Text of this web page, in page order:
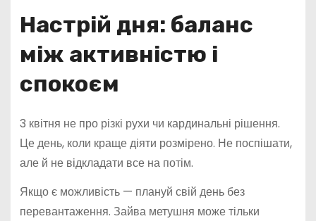
Настрій дня: баланс
між активністю і
спокоєм
3 квітня не про різкі рухи чи кардинальні рішення.
Це день, коли краще діяти розмірено. Не поспішати,
але й не відкладати все на потім.
Якщо є можливість — плануй свій день без
перевантаження. Зайва метушня може тільки